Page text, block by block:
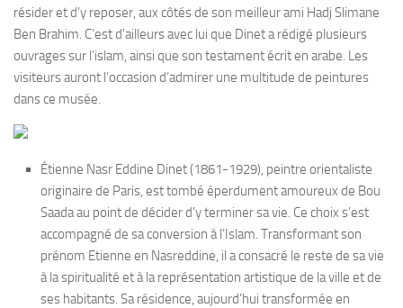
résider et d’y reposer, aux côtés de son meilleur ami Hadj Slimane
Ben Brahim. C’est d’ailleurs avec lui que Dinet a rédigé plusieurs
ouvrages sur l’islam, ainsi que son testament écrit en arabe. Les
visiteurs auront l’occasion d’admirer une multitude de peintures
dans ce musée.
Étienne Nasr Eddine Dinet (1861-1929), peintre orientaliste
originaire de Paris, est tombé éperdument amoureux de Bou
Saada au point de décider d’y terminer sa vie. Ce choix s’est
accompagné de sa conversion à l’Islam. Transformant son
prénom Etienne en Nasreddine, il a consacré le reste de sa vie
à la spiritualité et à la représentation artistique de la ville et de
ses habitants. Sa résidence, aujourd’hui transformée en